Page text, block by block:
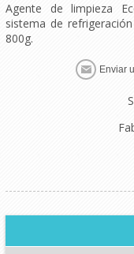
Agente de limpieza
sistema de
800g.
Enviar